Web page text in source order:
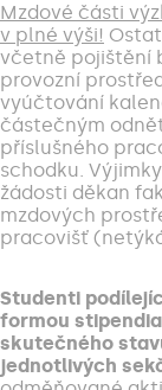
Mzdové části
v plné výši!
včetně pojištění
provozní
vyúčtování
částečným
příslušného
schodku.
žádosti děkan
mzdových
pracovišť
Studenti
formou
skutečného
jednotlivých